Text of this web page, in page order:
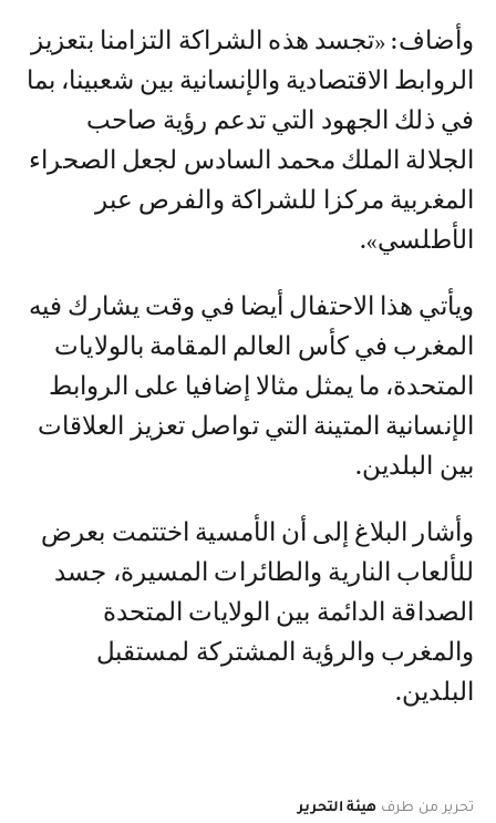
وأضاف: «تجسد هذه الشراكة التزامنا بتعزيز
الروابط الاقتصادية والإنسانية بين شعبينا، بما
في ذلك الجهود التي تدعم رؤية صاحب
الجلالة الملك محمد السادس لجعل الصحراء
المغربية مركزا للشراكة والفرص عبر
الأطلسي».
ويأتي هذا الاحتفال أيضا في وقت يشارك فيه
المغرب في كأس العالم المقامة بالولايات
المتحدة، ما يمثل مثالا إضافيا على الروابط
الإنسانية المتينة التي تواصل تعزيز العلاقات
بين البلدين.
وأشار البلاغ إلى أن الأمسية اختتمت بعرض
للألعاب النارية والطائرات المسيرة، جسد
الصداقة الدائمة بين الولايات المتحدة
والمغرب والرؤية المشتركة لمستقبل
البلدين.
تحرير من طرف هيئة التحرير